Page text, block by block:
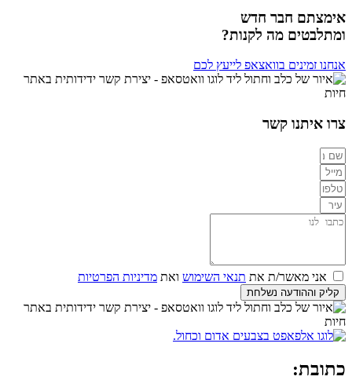
אימצתם חבר חדש
ומתלבטים מה לקנות?
אנחנו זמינים בוואצאפ לייעץ לכם
צרו איתנו קשר
אני מאשר/ת את תנאי השימוש ואת מדיניות הפרטיות
קליק וההודעה נשלחת
כתובת: